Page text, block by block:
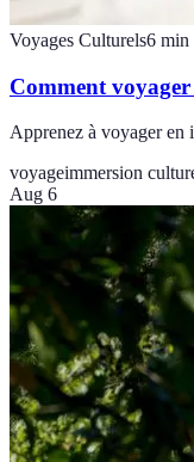
Voyages Culturels6 min
Comment
Apprenez à voyager en
voyageimmersion
Aug 6